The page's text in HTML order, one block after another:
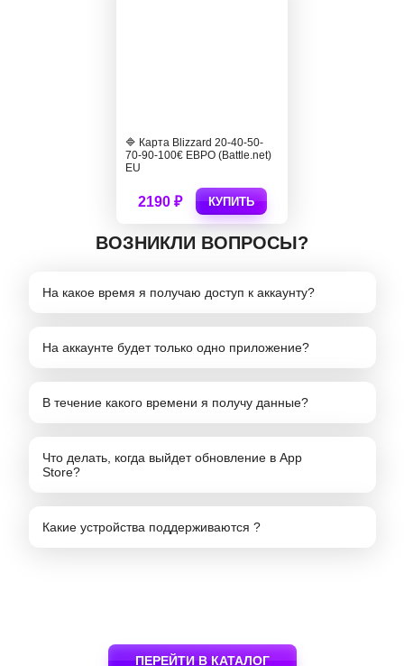
🔷 Карта Blizzard 20-40-50-
70-90-100€ ЕВРО (Battle.net)
EU
2190 ₽ КУПИТЬ
ВОЗНИКЛИ ВОПРОСЫ?
На какое время я получаю доступ к аккаунту?
На аккаунте будет только одно приложение?
В течение какого времени я получу данные?
Что делать, когда выйдет обновление в App
Store?
Какие устройства поддерживаются ?
ПЕРЕЙТИ В КАТАЛОГ